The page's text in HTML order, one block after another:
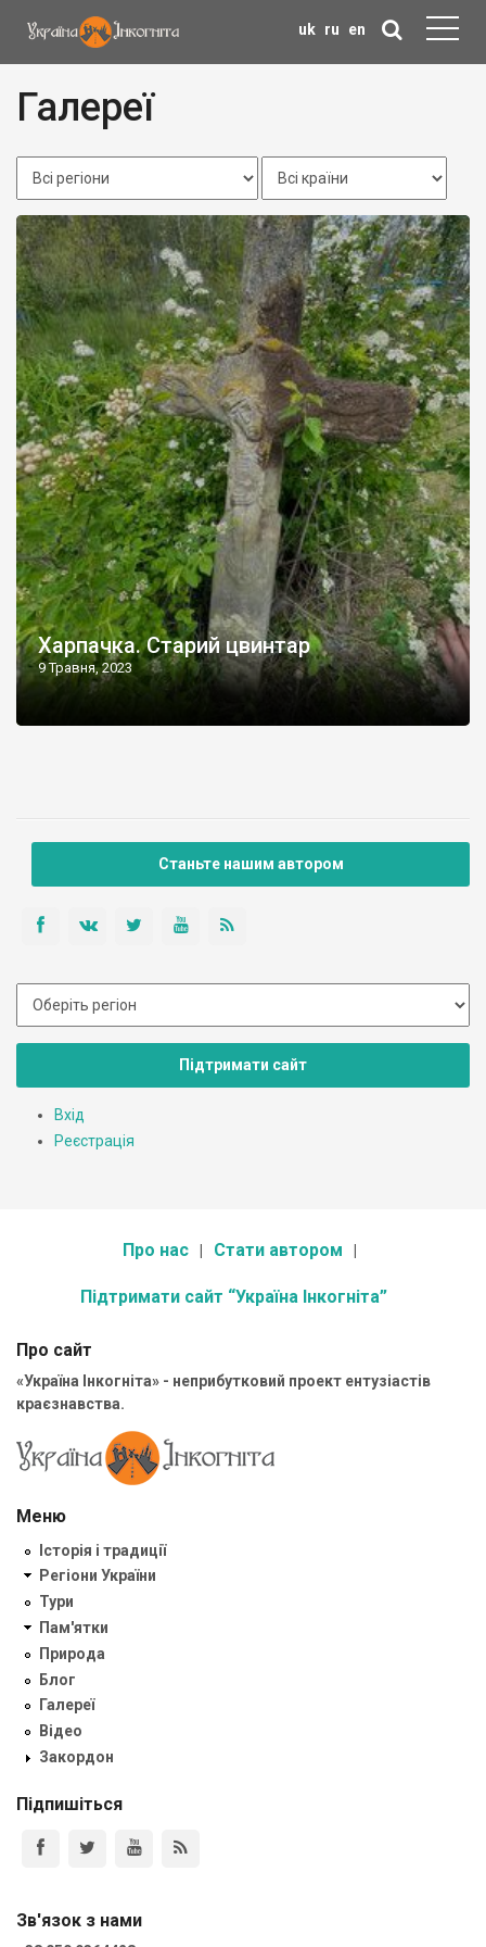
uk ru en
Галереї
Харпачка. Старий цвинтар
9 Травня, 2023
Станьте нашим автором
Підтримати сайт
Вхід
Реєстрація
Про нас Стати автором
Підтримати сайт “Україна Інкогніта”
Про сайт
«Україна Інкогніта» - неприбутковий проект ентузіастів
краєзнавства.
Меню
Історія і традиції
Регіони України
Тури
Пам'ятки
Природа
Блог
Галереї
Відео
Закордон
Підпишіться
Зв'язок з нами